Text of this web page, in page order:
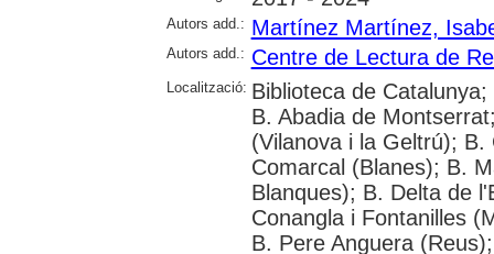
Autors add.: Martínez Martínez,
Autors add.: Centre de Lectura de
Localització: Biblioteca de
B. Abadia de
(Vilanova i la Geltrú);
Comarcal (Blanes); B.
Blanques); B. Delta de
Conangla i Fontanilles
B. Pere Anguera